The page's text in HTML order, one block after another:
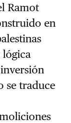
Ramot
en
lógica
se traduce